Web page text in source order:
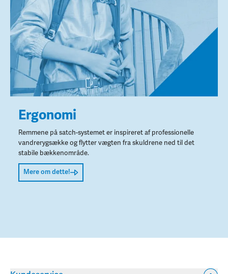
Ergonomi
Remmene på satch-systemet er inspireret af professionelle
vandrerygsække og flytter vægten fra skuldrene ned til det
stabile bækkenområde.
Mere om dette!